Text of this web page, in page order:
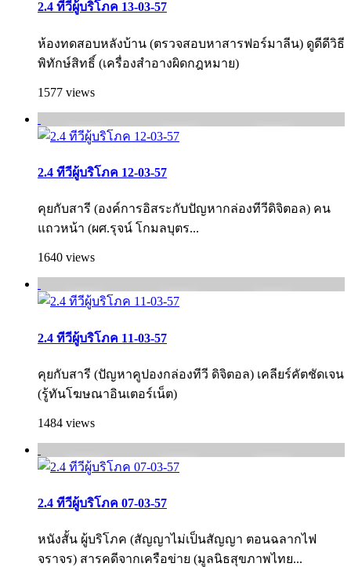
2.4 ทีวีผู้บริโภค 13-03-57
ห้องทดสอบหลังบ้าน (ตรวจสอบหาสารฟอร์มาลีน) ดูดีดีวิธี
พิทักษ์สิทธิ์ (เครื่องสำอางผิดกฎหมาย)
1577 views
2.4 ทีวีผู้บริโภค 12-03-57
คุยกับสารี (องค์การอิสระกับปัญหากล่องทีวีดิจิตอล) คน
แถวหน้า (ผศ.รุจน์ โกมลบุตร...
1640 views
2.4 ทีวีผู้บริโภค 11-03-57
คุยกับสารี (ปัญหาคูปองกล่องทีวี ดิจิตอล) เคลียร์คัตชัดเจน
(รู้ทันโฆษณาอินเตอร์เน็ต)
1484 views
2.4 ทีวีผู้บริโภค 07-03-57
หนังสั้น ผู้บริโภค (สัญญาไม่เป็นสัญญา ตอนฉลากไฟ
จราจร) สารคดีจากเครือข่าย (มูลนิธสุขภาพไทย...